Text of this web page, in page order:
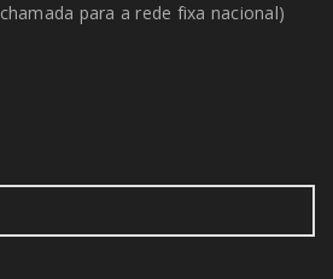
para a rede fixa nacional)